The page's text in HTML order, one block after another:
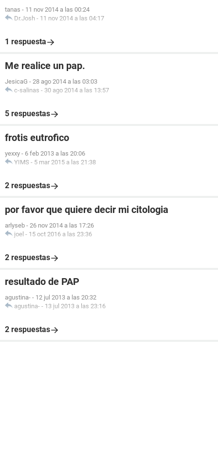
tanas - 11 nov 2014 a las 00:24
Dr.Josh - 11 nov 2014 a las 04:17
1 respuesta
Me realice un pap.
JesicaG - 28 ago 2014 a las 03:03
c-salinas - 30 ago 2014 a las 13:57
5 respuestas
frotis eutrofico
yexxy - 6 feb 2013 a las 20:06
YIMS - 5 mar 2015 a las 21:38
2 respuestas
por favor que quiere decir mi citologia
arlyseb - 26 nov 2014 a las 17:26
joel - 15 oct 2016 a las 23:36
2 respuestas
resultado de PAP
agustina- - 12 jul 2013 a las 20:32
agustina- - 13 jul 2013 a las 23:16
2 respuestas